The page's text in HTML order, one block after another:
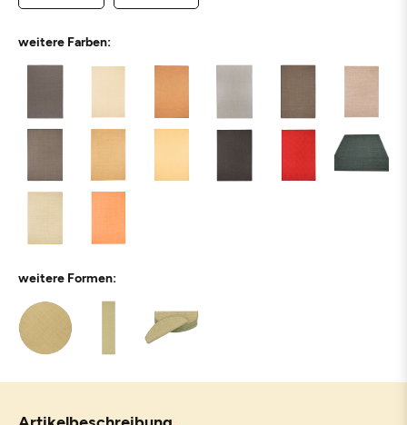
weitere Farben:
weitere Formen: